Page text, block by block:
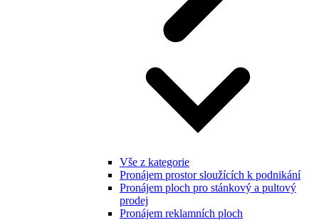
Vše z kategorie
Pronájem prostor sloužících k podnikání
Pronájem ploch pro stánkový a pultový
prodej
Pronájem reklamních ploch